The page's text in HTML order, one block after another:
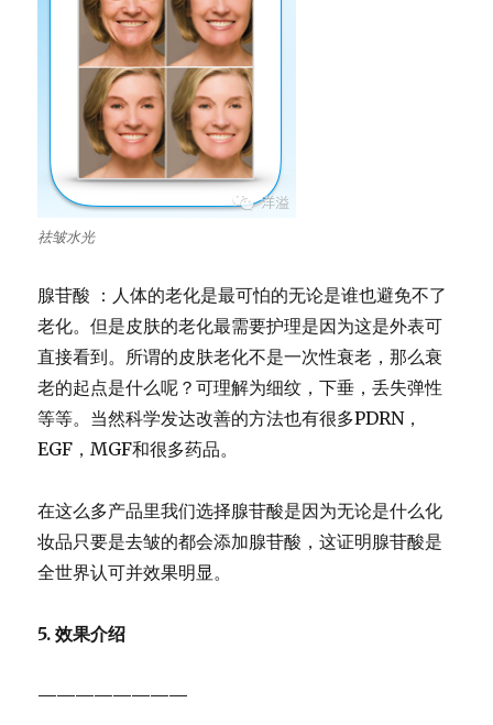
祛皱水光
腺苷酸 ：人体的老化是最可怕的无论是谁也避免不了
老化。但是皮肤的老化最需要护理是因为这是外表可
直接看到。所谓的皮肤老化不是一次性衰老，那么衰
老的起点是什么呢？可理解为细纹，下垂，丢失弹性
等等。当然科学发达改善的方法也有很多PDRN，
EGF，MGF和很多药品。
在这么多产品里我们选择腺苷酸是因为无论是什么化
妆品只要是去皱的都会添加腺苷酸，这证明腺苷酸是
全世界认可并效果明显。
5. 效果介绍
————————